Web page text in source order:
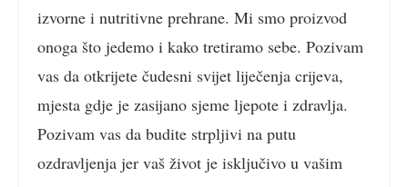
izvorne i nutritivne prehrane. Mi smo proizvod
onoga što jedemo i kako tretiramo sebe. Pozivam
vas da otkrijete čudesni svijet liječenja crijeva,
mjesta gdje je zasijano sjeme ljepote i zdravlja.
Pozivam vas da budite strpljivi na putu
ozdravljenja jer vaš život je isključivo u vašim